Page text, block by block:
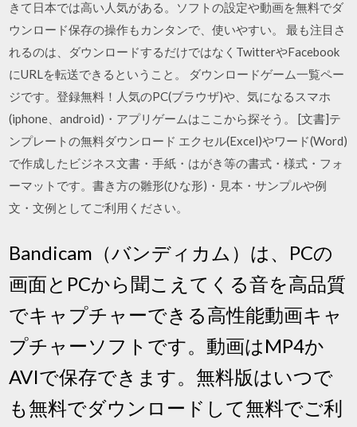
きて日本では高い人気がある。ソフトの設定や動画を無料でダ
ウンロード保存の操作もカンタンで、使いやすい。 最も注目さ
れるのは、ダウンロードするだけではなくTwitterやFacebook
にURLを転送できるということ。 ダウンロードゲーム一覧ペー
ジです。登録無料！人気のPC(ブラウザ)や、気になるスマホ
(iphone、android)・アプリゲームはここから探そう。 [文書]テ
ンプレートの無料ダウンロード エクセル(Excel)やワード(Word)
で作成したビジネス文書・手紙・はがき等の書式・様式・フォ
ーマットです。書き方の雛形(ひな形)・見本・サンプルや例
文・文例としてご利用ください。
Bandicam（バンディカム）は、PCの
画面とPCから聞こえてくる音を高品質
でキャプチャーできる高性能動画キャ
プチャーソフトです。動画はMP4か
AVIで保存できます。無料版はいつで
も無料でダウンロードして無料でご利